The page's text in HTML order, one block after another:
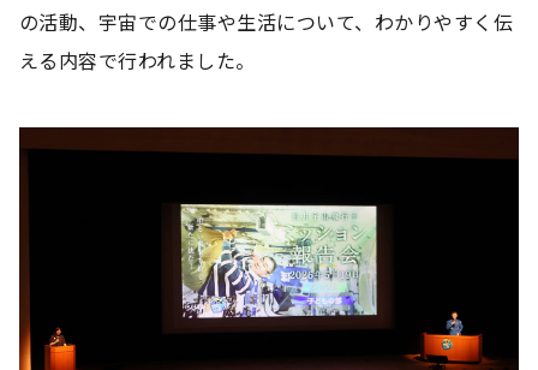
の活動、宇宙での仕事や生活について、わかりやすく伝
える内容で行われました。